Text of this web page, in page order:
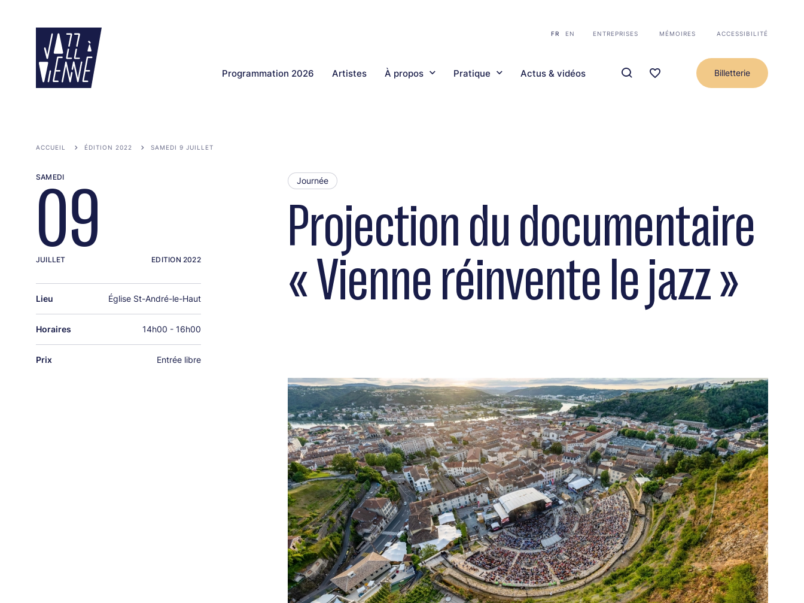
FR EN ENTREPRISES MÉMOIRES ACCESSIBILITÉ
Programmation 2026 Artistes À propos Pratique Actus & vidéos Billetterie
ACCUEIL ÉDITION 2022 SAMEDI 9 JUILLET
Projection du documentaire
« Vienne réinvente le jazz »
Journée
SAMEDI
09
JUILLET EDITION 2022
Lieu Église St-André-le-Haut
Horaires 14h00 - 16h00
Prix Entrée libre